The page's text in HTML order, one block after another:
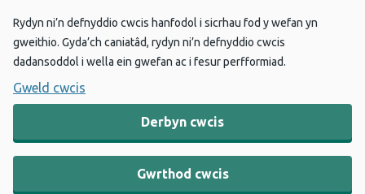
Rydyn ni’n defnyddio cwcis hanfodol i sicrhau fod y wefan yn
gweithio. Gyda’ch caniatâd, rydyn ni’n defnyddio cwcis
dadansoddol i wella ein gwefan ac i fesur perfformiad.
Gweld cwcis
Derbyn cwcis
Gwrthod cwcis